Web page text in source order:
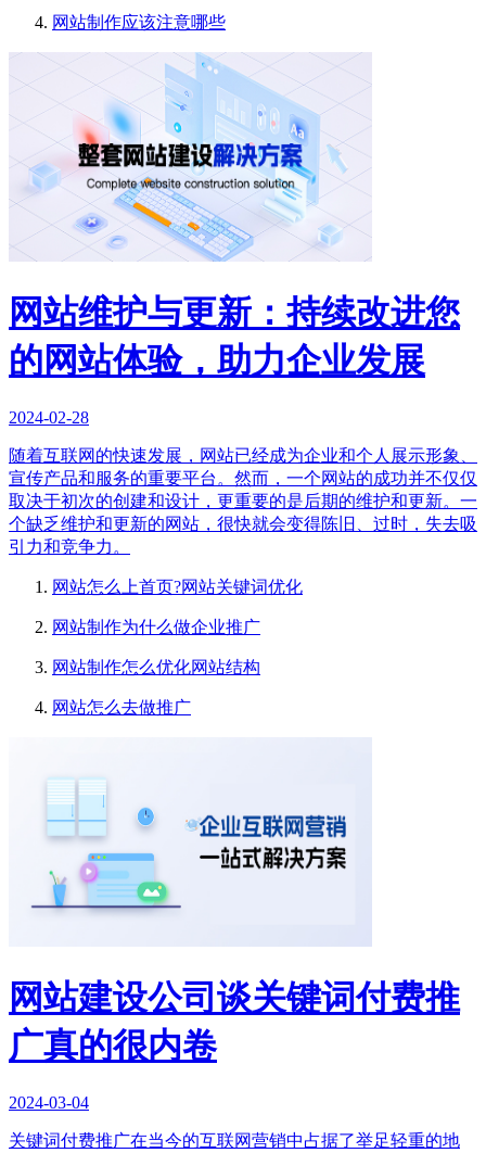
网站制作应该注意哪些
网站维护与更新：持续改进您
的网站体验，助力企业发展
2024-02-28
随着互联网的快速发展，网站已经成为企业和个人展示形象、
宣传产品和服务的重要平台。然而，一个网站的成功并不仅仅
取决于初次的创建和设计，更重要的是后期的维护和更新。一
个缺乏维护和更新的网站，很快就会变得陈旧、过时，失去吸
引力和竞争力。
网站怎么上首页?网站关键词优化
网站制作为什么做企业推广
网站制作怎么优化网站结构
网站怎么去做推广
网站建设公司谈关键词付费推
广真的很内卷
2024-03-04
关键词付费推广在当今的互联网营销中占据了举足轻重的地